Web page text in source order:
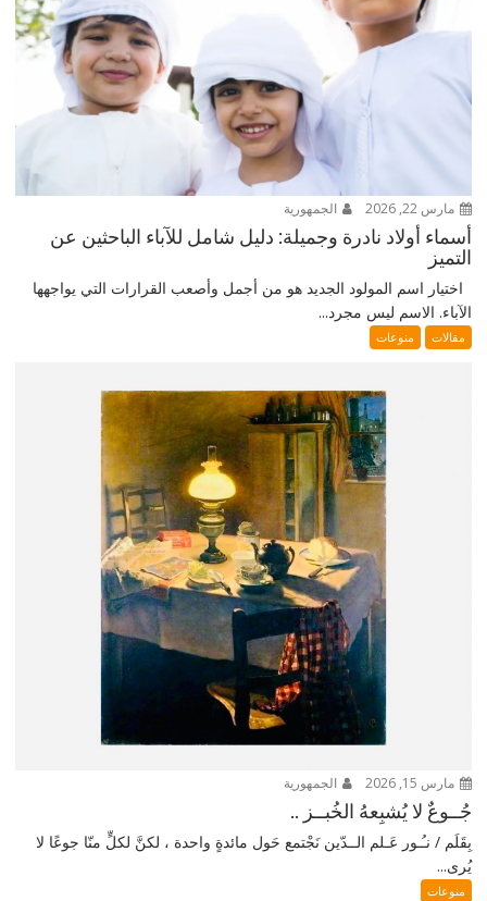
مارس 22, 2026 الجمهورية
أسماء أولاد نادرة وجميلة: دليل شامل للآباء الباحثين عن
التميز
اختيار اسم المولود الجديد هو من أجمل وأصعب القرارات التي يواجهها
الآباء. الاسم ليس مجرد...
مقالات منوعات
مارس 15, 2026 الجمهورية
جُــوعٌ لا يُشبِعهُ الخُبــز ..
بِقَلَم / نـُـور عَـلم الــدّين نَجْتمع حَول مائدةٍ واحدة ، لكنَّ لكلٍّ منّا جوعًا لا
يُرى...
منوعات